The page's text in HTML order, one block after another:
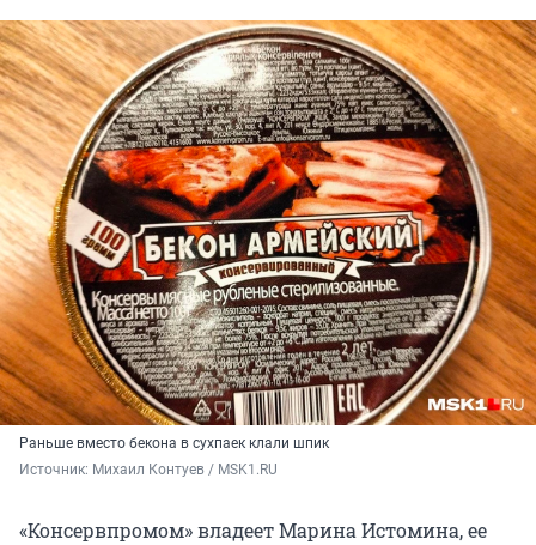
Раньше вместо бекона в сухпаек клали шпик
Источник: Михаил Контуев / MSK1.RU
«Консервпромом» владеет Марина Истомина, ее